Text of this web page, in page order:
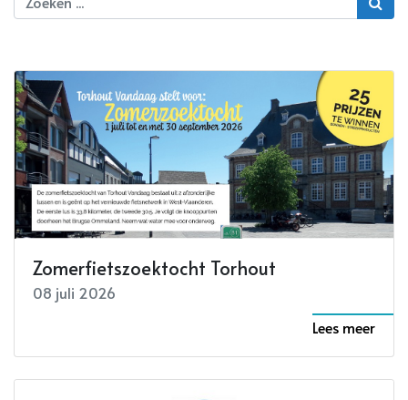
Zomerfietszoektocht Torhout
08 juli 2026
Lees meer